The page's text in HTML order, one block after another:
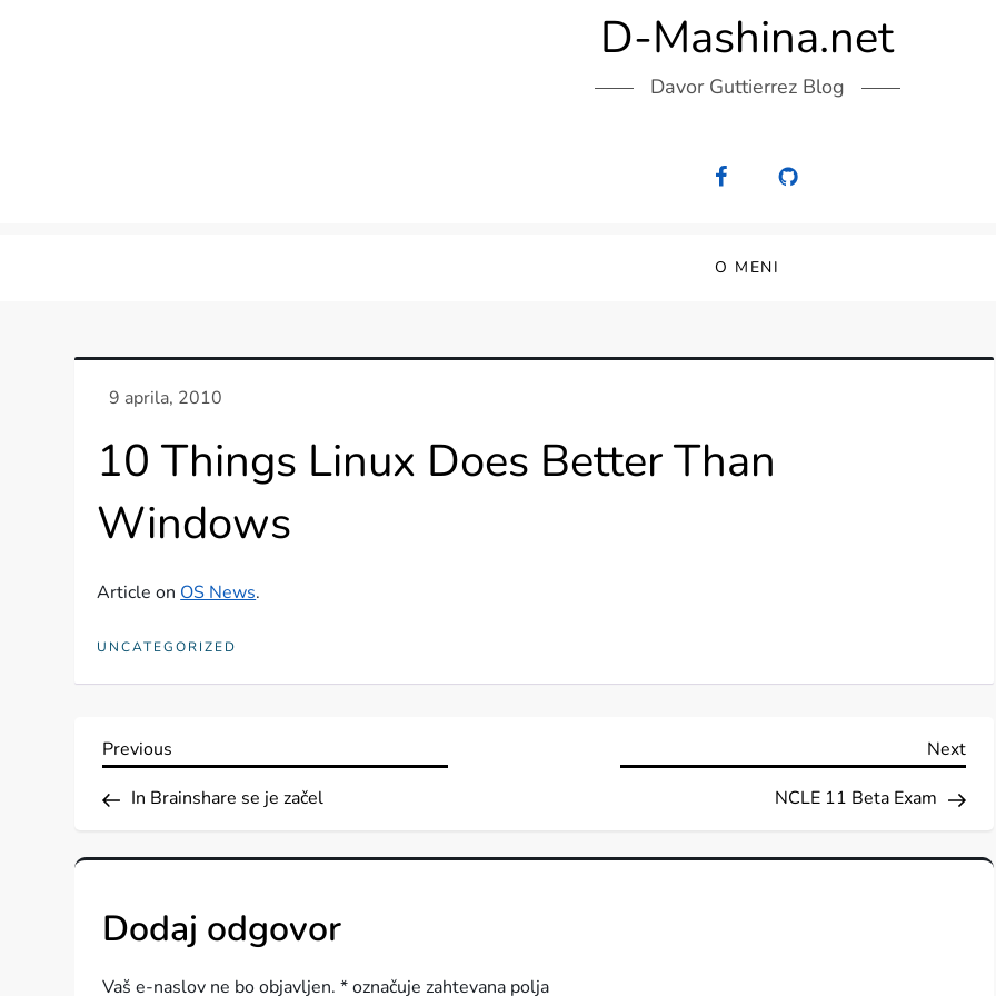
D-Mashina.net
Davor Guttierrez Blog
O MENI
10 Things Linux Does Better Than
Windows
Article on OS News.
UNCATEGORIZED
N
a
v
i
g
Previous
Previous
In Brainshare se je začel
Next
Next
NCLE 11 Beta Exam
Dodaj odgovor
Vaš e-naslov ne bo objavljen. *označuje zahtevana polja